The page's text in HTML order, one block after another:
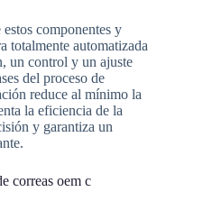
componentes y
totalmente automatizada
un control y un ajuste
del proceso de
reduce al mínimo la
la eficiencia de la
y garantiza un
correas oem c